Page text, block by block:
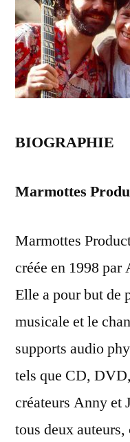
BIOGRAPHIE
Marmottes
Marmottes
créée en 1998
Elle a pour but de
musicale et le
supports audio
tels que CD,
créateurs Anny et
tous deux